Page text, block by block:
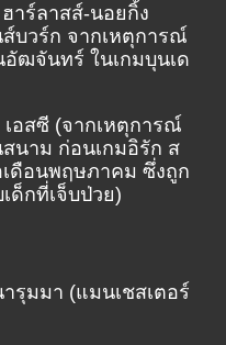
าร์ลาสส์-นอยกิ้ง
บวร์ก จากเหตุการณ์
ฒจันทร์ ในเกมบุนเด
อสซี (จากเหตุการณ์
นาม ก่อนเกมอิรัก ส
ดือนพฤษภาคม ซึ่งถูก
ด็กที่เจ็บป่วย)
รุมมา (แมนเชสเตอร์